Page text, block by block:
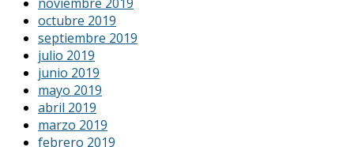
octubre 2019
septiembre 2019
julio 2019
junio 2019
mayo 2019
abril 2019
marzo 2019
febrero 2019